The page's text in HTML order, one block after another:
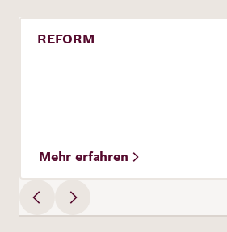
Projekt
REFORM
Mehr erfahren